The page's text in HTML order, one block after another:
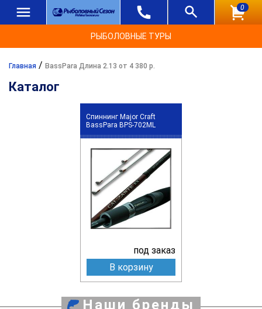
0
РЫБОЛОВНЫЕ ТУРЫ
Главная / BassPara Длина 2.13 от 4 380 р.
Каталог
Спиннинг Major Craft
BassPara BPS-702ML
под заказ
В корзину
Наши бренды